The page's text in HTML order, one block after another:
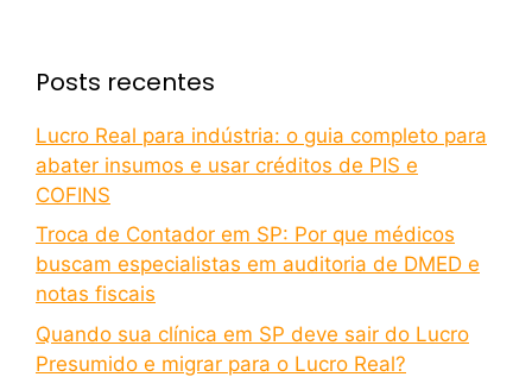
Posts recentes
Lucro Real para indústria: o guia completo para
abater insumos e usar créditos de PIS e
COFINS
Troca de Contador em SP: Por que médicos
buscam especialistas em auditoria de DMED e
notas fiscais
Quando sua clínica em SP deve sair do Lucro
Presumido e migrar para o Lucro Real?